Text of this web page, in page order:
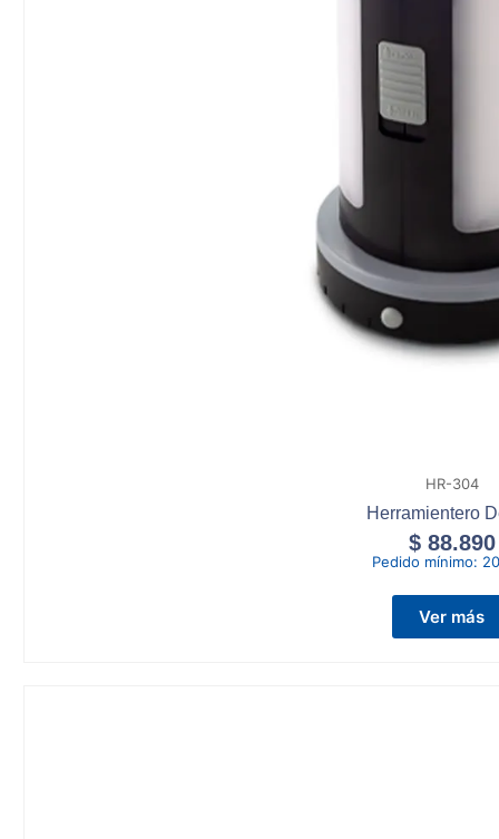
HR-304
Herramientero
$88.890
Pedido mínimo:
Ver más